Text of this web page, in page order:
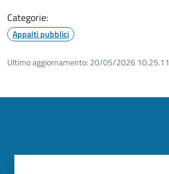
Categorie:
Appalti pubblici
Ultimo aggiornamento: 20/05/2026 10:25.11